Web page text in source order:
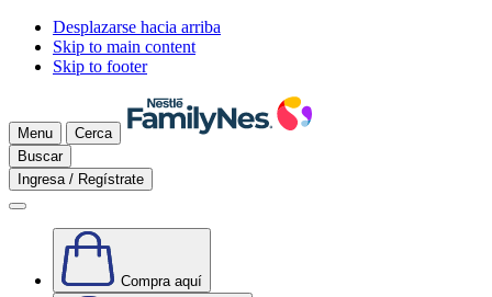
Desplazarse hacia arriba
Skip to main content
Skip to footer
Menu
Cerca
Buscar
Ingresa / Regístrate
Compra aquí